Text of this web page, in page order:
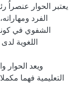
يعتبر الحوار عنصراُ
الفرد
الشفوي في
اللغوية
ويعد الحوار
التعليمية فهما